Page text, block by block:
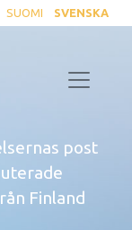
SUOMI SVENSKA
post
Finland